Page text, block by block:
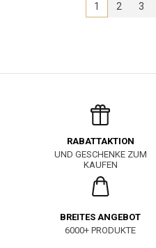
1 2 3
RABATTAKTION
UND GESCHENKE ZUM
KAUFEN
BREITES ANGEBOT
6000+ PRODUKTE